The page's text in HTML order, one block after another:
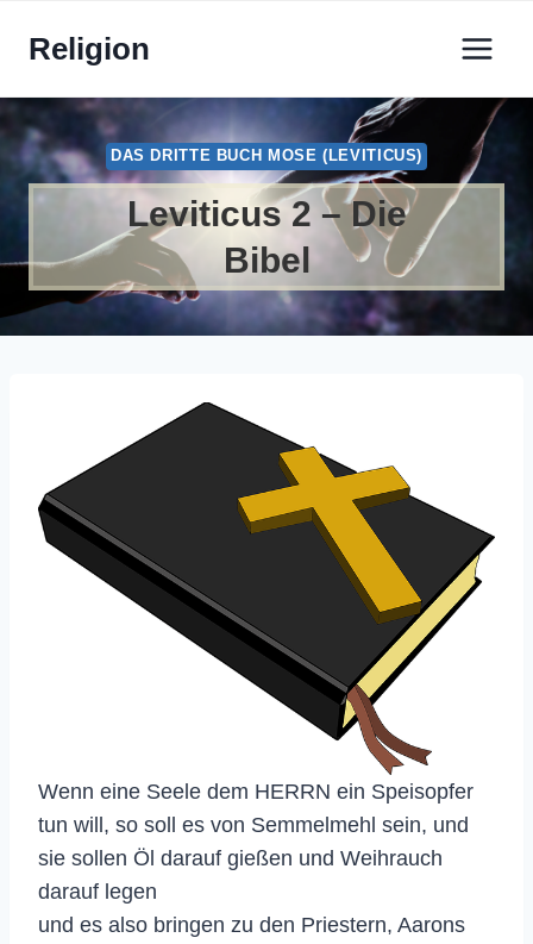
InhaltReligion
DAS DRITTE BUCH MOSE (LEVITICUS)
Leviticus 2 – Die
Bibel
Wenn eine Seele dem HERRN ein Speisopfer
tun will, so soll es von Semmelmehl sein, und
sie sollen Öl darauf gießen und Weihrauch
darauf legen
und es also bringen zu den Priestern, Aarons